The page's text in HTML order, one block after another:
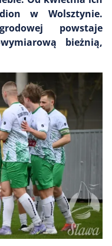
w Wolsztynie.
powstaje
bieżnią,